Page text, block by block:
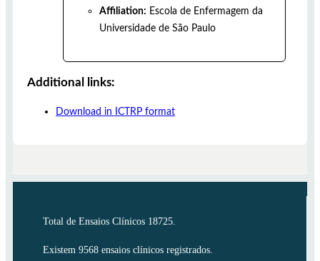
Affiliation: Escola de Enfermagem da
Universidade de São Paulo
Additional links:
Download in ICTRP format
Total de Ensaios Clínicos 18725.
Existem 9568 ensaios clínicos registrados.